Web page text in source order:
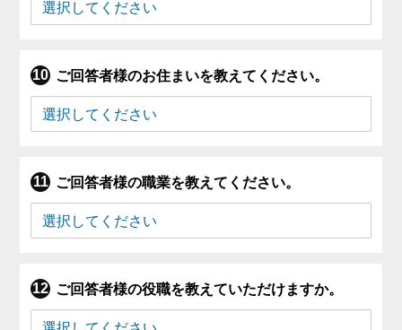
ご回答者様のお住まいを教えてください。
ご回答者様の職業を教えてください。
ご回答者様の役職を教えていただけますか。